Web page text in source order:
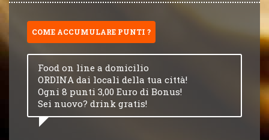
COME ACCUMULARE PUNTI ?
Food on line a domicilio
ORDINA dai locali della tua città!
Ogni 8 punti 3,00 Euro di Bonus!
Sei nuovo? drink gratis!